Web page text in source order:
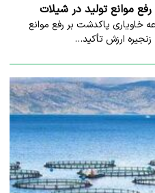
موانع تولید در شیلات
خاویاری پاکدشت بر رفع موانع
ارزش تأکید…